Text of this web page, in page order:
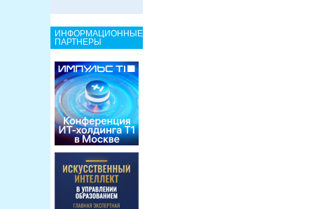
ИНФОРМАЦИОННЫЕ
ПАРТНЕРЫ